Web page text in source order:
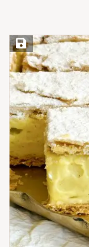
Save Recipe